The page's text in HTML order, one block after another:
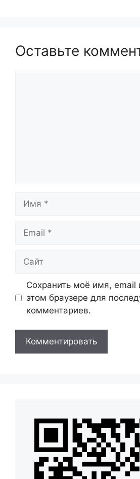
Оставьте
Сохранить моё имя, email
этом браузере для
комментариев.